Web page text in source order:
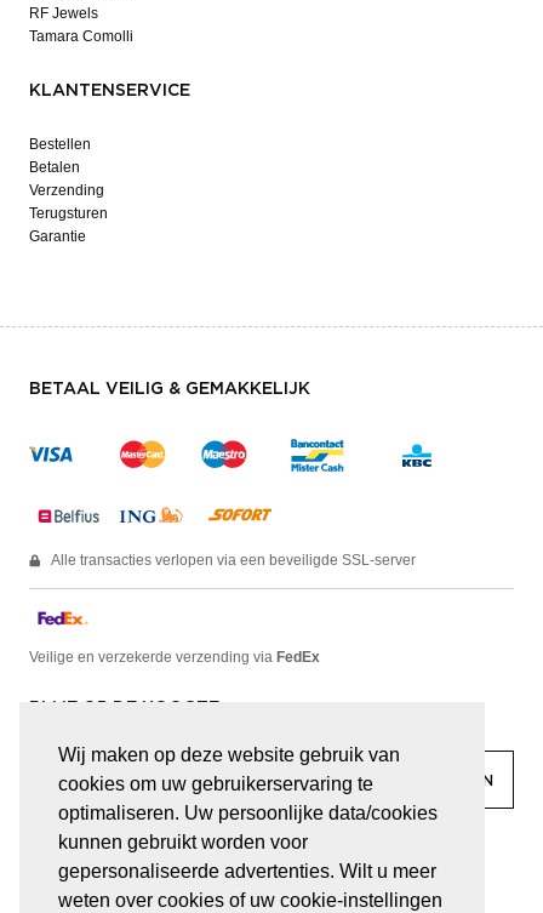
Wij maken op deze website gebruik van
cookies om uw gebruikerservaring te
optimaliseren. Uw persoonlijke data/cookies
kunnen gebruikt worden voor
gepersonaliseerde advertenties. Wilt u meer
weten over cookies of uw cookie-instellingen
RF Jewels
Tamara Comolli
KLANTENSERVICE
Bestellen
Betalen
Verzending
Terugsturen
Garantie
BETAAL VEILIG & GEMAKKELIJK
Alle transacties verlopen via een beveiligde SSL-server
Veilige en verzekerde verzending via FedEx
BLIJF OP DE HOOGTE
facebook linkedin